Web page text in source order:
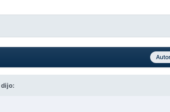
dijo: